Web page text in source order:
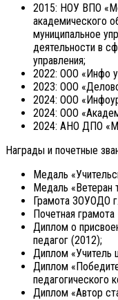
2015: НОУ ВПО
академического
муниципальное
деятельности в
управления;
2022: ООО «Инфо
2023: ООО
2024: ООО
2024: ООО
2024: АНО ДПО
Награды и почетные
Медаль
Медаль «Ветеран
Грамота ЗОУОДО
Почетная
Диплом о
педагог (2012);
Диплом «Учитель
Диплом
педагогического
Диплом «Автор